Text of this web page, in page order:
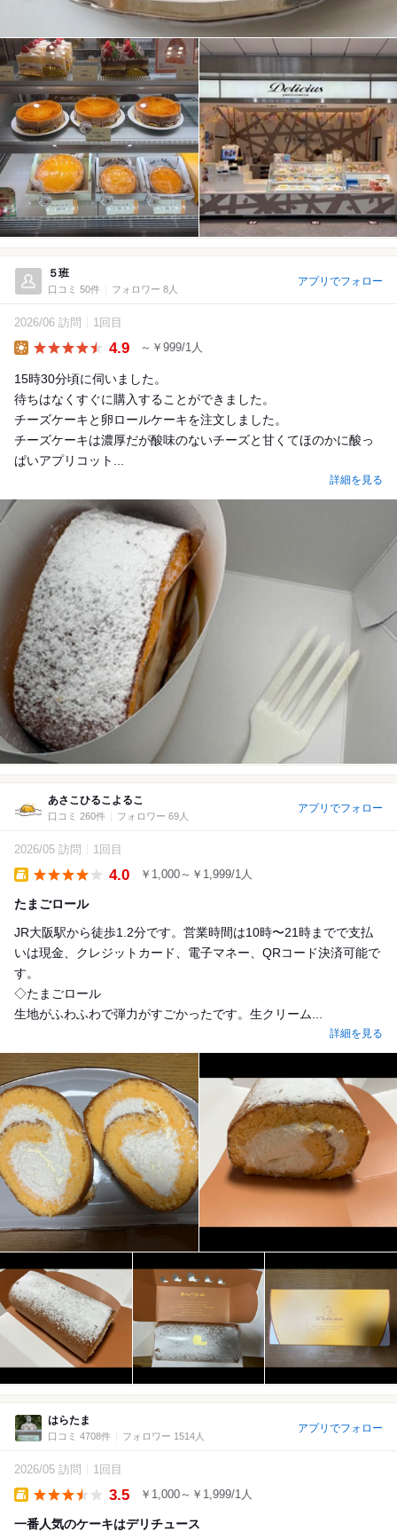
５班
口コミ 50件 フォロワー 8人
アプリでフォロー
2026/06 訪問 1回目
4.9 ～￥999/1人
15時30分頃に伺いました。
待ちはなくすぐに購入することができました。
チーズケーキと卵ロールケーキを注文しました。
チーズケーキは濃厚だが酸味のないチーズと甘くてほのかに酸っ
ぱいアプリコット...
詳細を見る
あさこひるこよるこ
口コミ 260件 フォロワー 69人
アプリでフォロー
2026/05 訪問 1回目
4.0 ￥1,000～￥1,999/1人
たまごロール
JR大阪駅から徒歩1.2分です。営業時間は10時〜21時までで支払
いは現金、クレジットカード、電子マネー、QRコード決済可能で
す。
◇たまごロール
生地がふわふわで弾力がすごかったです。生クリーム...
詳細を見る
はらたま
口コミ 4708件 フォロワー 1514人
アプリでフォロー
2026/05 訪問 1回目
3.5 ￥1,000～￥1,999/1人
一番人気のケーキはデリチュース